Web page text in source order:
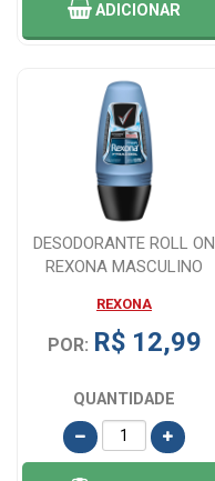
ADICIONAR
DESODORANTE ROLL ON
REXONA MASCULINO
REXONA
POR: R$ 12,99
QUANTIDADE